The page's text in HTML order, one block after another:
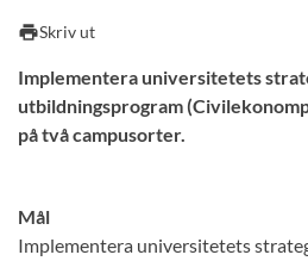
printSkriv ut
Implementera universitetets
utbildningsprogram
på två campusorter.
Mål
Implementera universitetets